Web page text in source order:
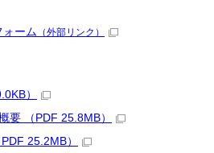
ォーム （外部リンク）
）
要 （PDF 25.8MB）
25.2MB）